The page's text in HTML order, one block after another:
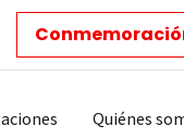
Quiénes